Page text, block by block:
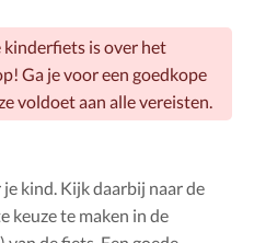
kinderfiets is over het
Ga je voor een goedkope
voldoet aan alle vereisten.
kind. Kijk daarbij naar de
keuze te maken in de